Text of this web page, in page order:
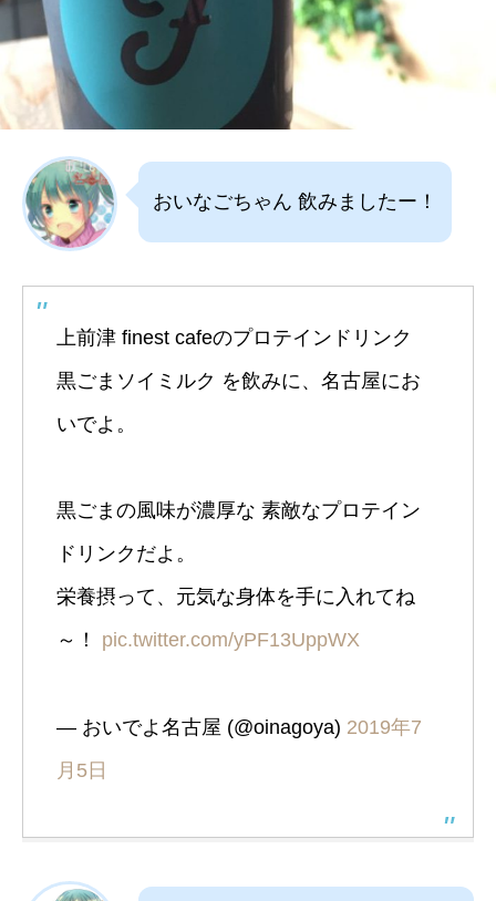
おいなごちゃん 飲みましたー！
上前津 finest cafeのプロテインドリンク
黒ごまソイミルク を飲みに、名古屋にお
いでよ。
黒ごまの風味が濃厚な 素敵なプロテイン
ドリンクだよ。
栄養摂って、元気な身体を手に入れてね
～！ pic.twitter.com/yPF13UppWX
— おいでよ名古屋 (@oinagoya) 2019年7
月5日